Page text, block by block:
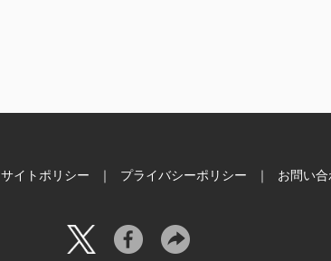
サイトポリシー プライバシーポリシー お問い